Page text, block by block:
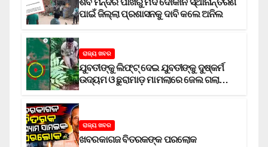
ପାଇଁ ଜିଲ୍ଲା ପ୍ରଶାସନକୁ ଦାବି କଲେ ଅନିଲ
ରାଜ୍ୟ ଖବର
ଯୁବତୀଙ୍କୁ ଲିଫ୍‌ଟ୍‌ ଦେଇ ଯୁବତୀଙ୍କୁ ଦୁଷ୍କର୍ମ
ଉଦ୍ୟମ ଓ ଛୁରାମାଡ଼ ମାମଲାରେ ଜେଲ ଗଲା
ରାଜ୍ୟ ଖବର
ଖବରକାଗଜ ବିତରକଙ୍କ ପରଲୋକ